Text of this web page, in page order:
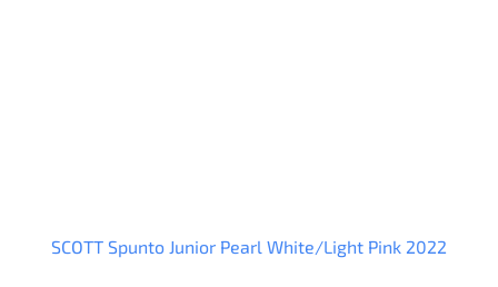
SCOTT Spunto Junior Pearl White/Light Pink 2022